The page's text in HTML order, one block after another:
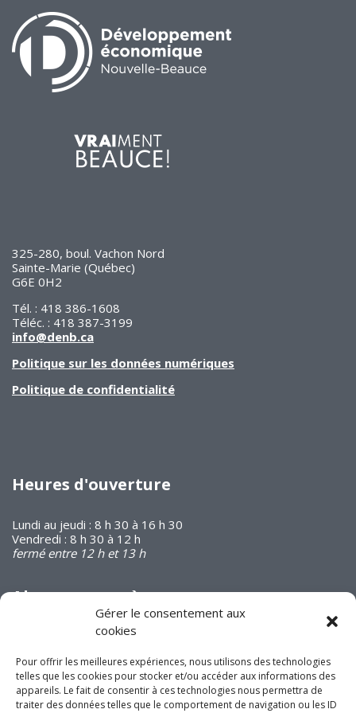
Gérer le consentement aux
cookies
Pour offrir les meilleures expériences, nous utilisons des technologies
telles que les cookies pour stocker et/ou accéder aux informations des
appareils. Le fait de consentir à ces technologies nous permettra de
traiter des données telles que le comportement de navigation ou les ID
Futurpreneur
Toile entrepreneuriale Nouvelle-
Beauce
325-280, boul. Vachon Nord
Sainte-Marie (Québec)
G6E 0H2
Tél. : 418 386-1608
Téléc. : 418 387-3199
info@denb.ca
Politique sur les données numériques
Politique de confidentialité
Heures d'ouverture
Lundi au jeudi : 8 h 30 à 16 h 30
Vendredi : 8 h 30 à 12 h
fermé entre 12 h et 13 h
Abonnez-vous à
notre infolettre